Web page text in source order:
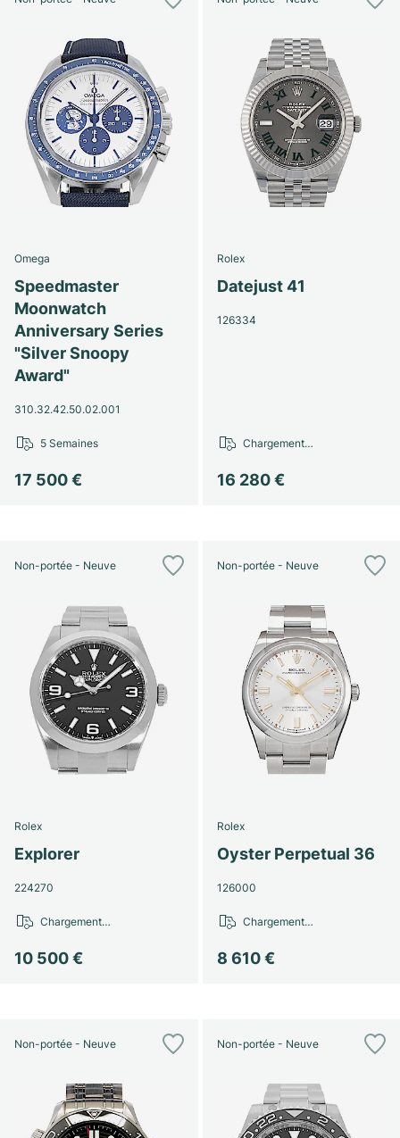
Omega
Speedmaster
Moonwatch
Anniversary Series
"Silver Snoopy
Award"
310.32.42.50.02.001
17 500 €
5 Semaines
Rolex
Datejust 41
126334
16 280 €
Chargement…
Non-portée - Neuve
Rolex
Explorer
224270
10 500 €
Chargement…
Non-portée - Neuve
Rolex
Oyster Perpetual 36
126000
8 610 €
Chargement…
Non-portée - Neuve Non-portée - Neuve